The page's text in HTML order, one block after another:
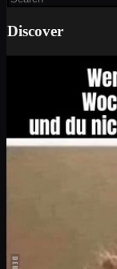
Discover